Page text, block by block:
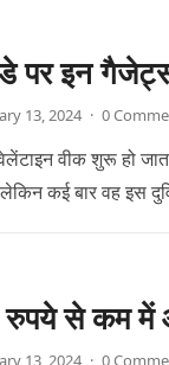
पर इन
13, 2024 · 0
वीक शुरू हो
कई बार वह इस
से कम में
13, 2024 · 0